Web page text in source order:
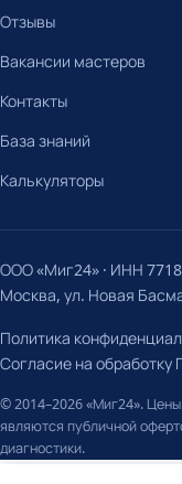
Отзывы
Вакансии мастеров
Контакты
База знаний
Калькуляторы
ООО «Миг24» · ИНН
Москва, ул. Новая
Политика
Согласие на обработку
© 2014–2026 «Миг24».
являются публичной
диагностики.